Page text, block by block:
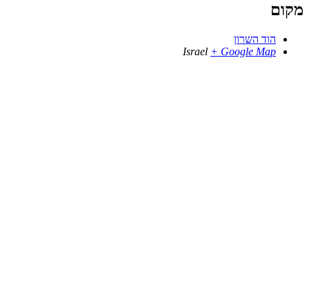
מקום
הוד השרון
Israel + Google Map